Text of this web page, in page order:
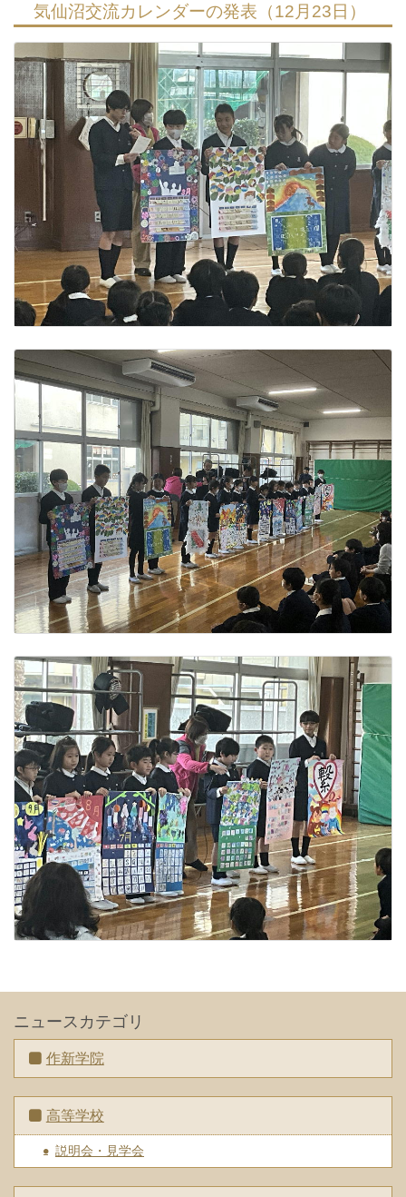
気仙沼交流カレンダーの発表（12月23日）
ニュースカテゴリ
作新学院
高等学校
説明会・見学会